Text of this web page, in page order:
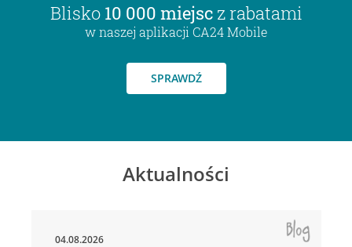
Blisko 10 000 miejsc z rabatami
w naszej aplikacji CA24 Mobile
SPRAWDŹ
Aktualności
04.08.2026